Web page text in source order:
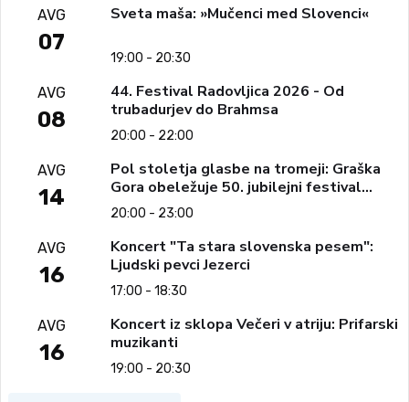
AVG
07
Sveta maša: »Mučenci med Slovenci«
19:00 - 20:30
AVG
08
44. Festival Radovljica 2026 - Od
trubadurjev do Brahmsa
20:00 - 22:00
AVG
14
Pol stoletja glasbe na tromeji: Graška
Gora obeležuje 50. jubilejni festival
narodno-zabavne glasbe
20:00 - 23:00
AVG
16
Koncert "Ta stara slovenska pesem":
Ljudski pevci Jezerci
17:00 - 18:30
AVG
16
Koncert iz sklopa Večeri v atriju: Prifarski
muzikanti
19:00 - 20:30